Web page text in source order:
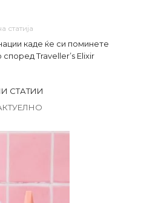
статија
каде ќе си поминете
според Traveller’s Elixir
СТАТИИ